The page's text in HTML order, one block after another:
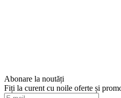
Abonare la noutăți
Fiți la curent cu noile oferte și